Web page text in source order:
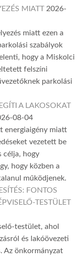
MIATT 2026-
miatt ezen a
szabályok
hogy a Miskolci
felszíni
parkolási
A LAKOSOKAT
08-04
energiaigény miatt
vezetett be
célja, hogy
hogy közben a
működjenek.
FONTOS
TESTÜLET
testület, ahol
és lakóövezeti
Az önkormányzat